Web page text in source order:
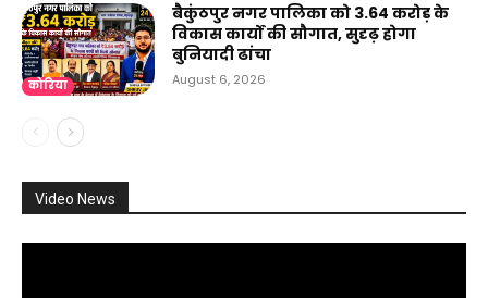
कोरिया
बैकुंठपुर नगर पालिका को ₹3.64 करोड़ के
विकास कार्यों की सौगात, सुदृढ़ होगा
बुनियादी ढांचा
August 6, 2026
Video News